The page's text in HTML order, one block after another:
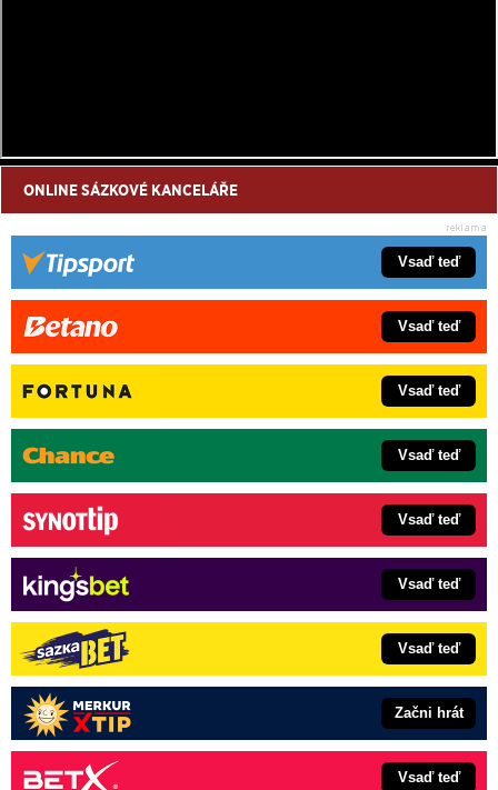
ONLINE SÁZKOVÉ KANCELÁŘE
Vsaď teď
Vsaď teď
Vsaď teď
Vsaď teď
Vsaď teď
Vsaď teď
Vsaď teď
Začni hrát
Vsaď teď